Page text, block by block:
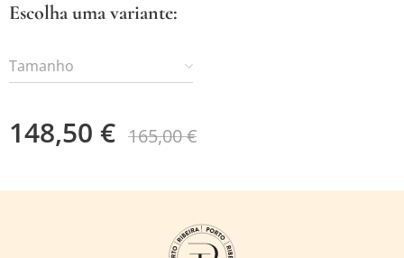
Escolha uma variante:
Tamanho
148,50 € 165,00€